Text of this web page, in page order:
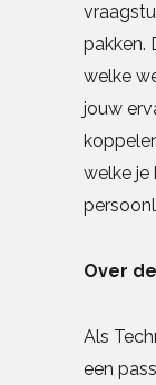
pakken.
welke
jouw
welke je
Over
Als
een